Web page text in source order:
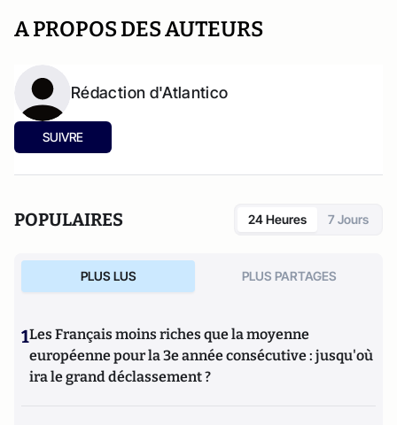
A PROPOS DES AUTEURS
Rédaction d'Atlantico
SUIVRE
POPULAIRES 24 Heures 7 Jours
PLUS LUS PLUS PARTAGES
1Les Français moins riches que la moyenne
européenne pour la 3e année consécutive : jusqu'où
ira le grand déclassement ?